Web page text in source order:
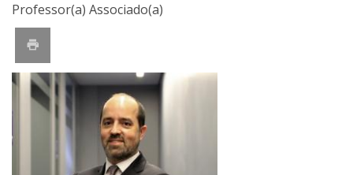
Professor(a) Associado(a)